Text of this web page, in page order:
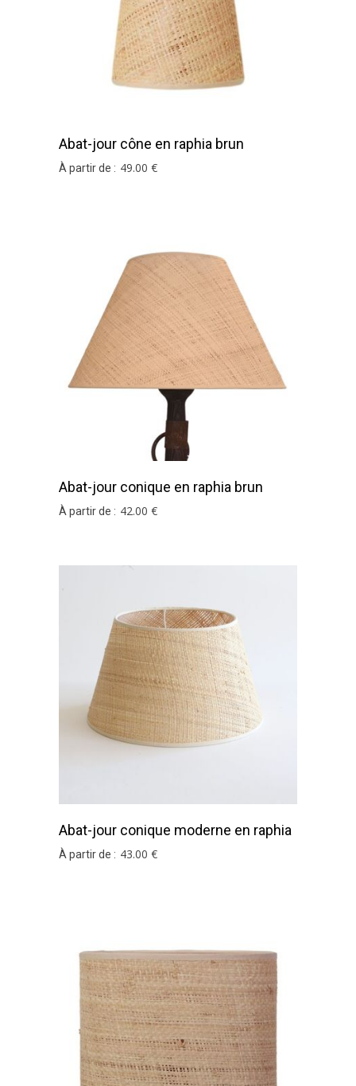
Abat-jour cône en raphia brun
À partir de : 49.00 €
Abat-jour conique en raphia brun
À partir de : 42.00 €
Abat-jour conique moderne en raphia
brun
À partir de : 43.00 €